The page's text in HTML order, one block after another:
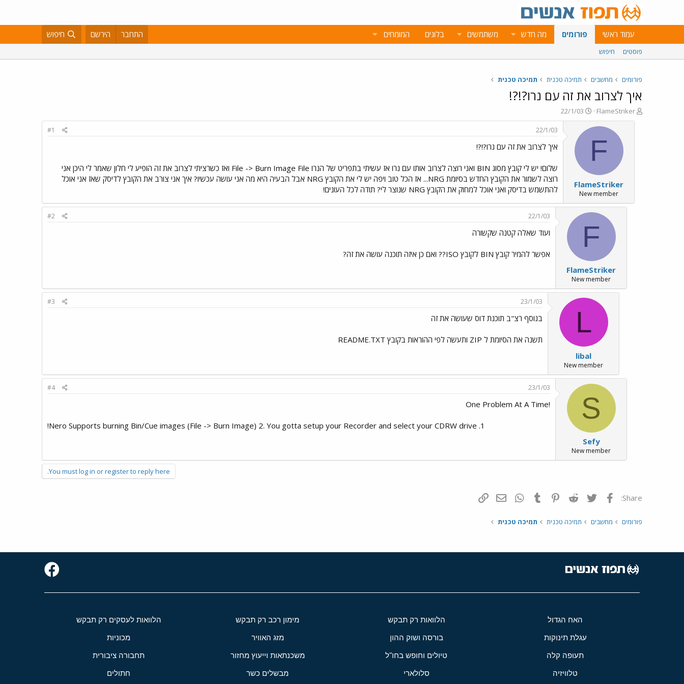
עמוד ראשי פורומים מה חדש משתמשים בלוגים המומחים התחבר הירשם חיפוש
פוסטים חיפוש
פורומים מחשבים תמיכה טכנית תמיכה טכנית
איך לצרוב את זה עם נרו?!?!
פ
ו
FlameStriker
פ
ו
ס
ת
ר
י
ך
22/1/03
F
FlameStriker
New member
22/1/03
#1
איך לצרוב את זה עם נרו?!?!
שלום! יש לי קובץ מסוג BIN ואני רוצה לצרוב אותו עם נרו אז עשיתי בתפריט של הנרו File -> Burn Image File ואז כשרציתי לצרוב את זה הופיע לי חלון שאמר לי היכן אני
רוצה לשמור את הקובץ החדש בסיומת NRG... אז הכל טוב ויפה יש לי את הקובץ NRG אבל הבעיה היא מה אני עושה עכשיו? איך אני צורב את הקובץ לדיסק שאז אני אוכל
להתשמש בדיסק ואני אוכל למחוק את הקובץ NRG שנוצר לי? תודה לכל העונים!
F
FlameStriker
New member
22/1/03
#2
ועוד שאלה קטנה שקשורה
אפשר להמיר קובץ BIN לקובץ ISO?? ואם כן איזה תוכנה עושה את זה?
L
libal
New member
23/1/03
#3
בנוסף רצ"ב תוכנת דוס שעושה את זה
תשנה את הסיומת ל ZIP ותעשה לפי ההוראות בקובץ README.TXT
S
Sefy
New member
23/1/03
#4
!One Problem At A Time
1. Nero Supports burning Bin/Cue images (File -> Burn Image) 2. You gotta setup your Recorder and select your CDRW drive!​
You must log in or register to reply here.
Share: פייסבוק Twitter
Reddit
Pinterest
Tumblr
WhatsAppדואר אלקטרוני
פורומים מחשבים תמיכה טכנית תמיכה טכנית
האח הגדול הלוואות רק תבקש מימון רכב רק תבקש הלוואות לעסקים רק תבקש
עגלת תינוקות בורסה ושוק ההון מזג האוויר מכוניות
תעופה קלה טיולים וחופש בחו"ל משכנתאות וייעוץ מחזור תחבורה ציבורית
טלוויזיה סלולארי מבשלים כשר חתולים